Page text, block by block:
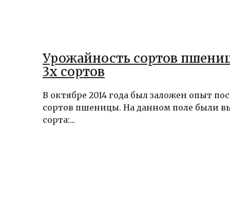
Урожайность сортов
3х сортов
В октябре 2014 года был заложен опыт
сортов пшеницы. На данном поле были
сорта:...